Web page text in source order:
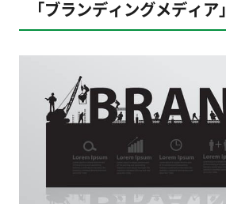
「ブランディングメディア」